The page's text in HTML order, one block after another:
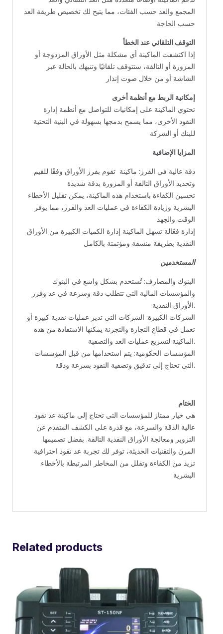
المجمع والعد حسب الفئات، مما يتيح لك تخصيص طريقة العد
حسب الحاجة
التوقف التلقائي عند الخطأ
المزورة أو التالفة، ستتوقف تلقائيًا وتنبهك بالحالة عبر
الشاشة أو من خلال صوت إنذار
إمكانية الربط مع أنظمة أخرى
النقود الأخرى، مما يسمح بدمجها بسهولة في البنية التحتية
للبنك أو الشركة
المزايا الإضافية
دقة عالية في الفرز: ماكينة تقوم بفرز الأوراق وفقًا للقيم
وتحديد الأوراق التالفة أو المزورة بدقة شديدة
تحسين الكفاءة باستخدام هذه الماكينة، يمكن تقليل الأخطاء
البشرية وزيادة الكفاءة في عمليات العد والفرز، مما يوفر
الوقت والجهد
إدارة فعّالة تسهل الماكينة إدارة الكميات الكبيرة من الأوراق
النقدية بطريقة منسقة ومؤتمتة بالكامل
المستخدمين
البنوك والمصارف: تُستخدم بشكل واسع في البنوك
والمؤسسات المالية التي تتطلب دقة وسرعة في عد وفرز
الأوراق النقدية.
الشركات الكبيرة: الشركات التي تدير عمليات نقدية كبيرة أو
تعمل في قطاع التجارة والتجزئة يمكنها الاستفادة من هذه
الماكينة لتسريع عمليات العد والتصفية.
المؤسسات الحكومية: يتم استخدامها من قبل المؤسسات
التي تحتاج إلى تدقيق وتصفية النقود بسرعة ودقة.
الختام
عالية الدقة والسرعة، مع قدرة على الكشف المتقدم عن
التزوير ومعالجة الأوراق النقدية التالفة. بفضل تصميمها
المرن والتقنيات الحديثة، توفر لك تجربة عد نقود احترافية
تزيد من الكفاءة وتقلل من المخاطر المرتبطة بالأخطاء
البشرية
Related products